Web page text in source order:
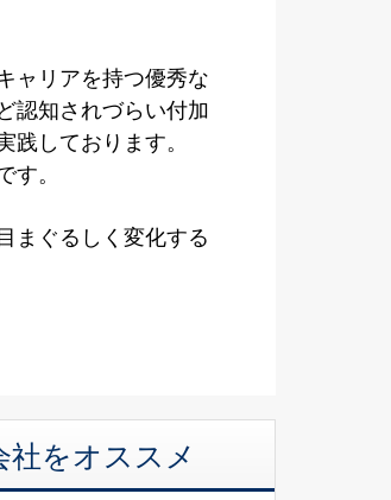
ャリアを持つ優秀な
認知されづらい付加
しております。
。
まぐるしく変化する
をオススメ